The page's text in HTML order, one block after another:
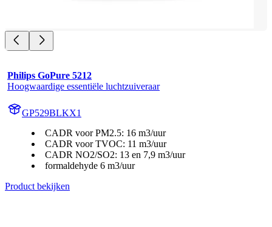
Philips GoPure 5212
Hoogwaardige essentiële luchtzuiveraar
GP529BLKX1
CADR voor PM2.5: 16 m3/uur
CADR voor TVOC: 11 m3/uur
CADR NO2/SO2: 13 en 7,9 m3/uur
formaldehyde 6 m3/uur
Product bekijken